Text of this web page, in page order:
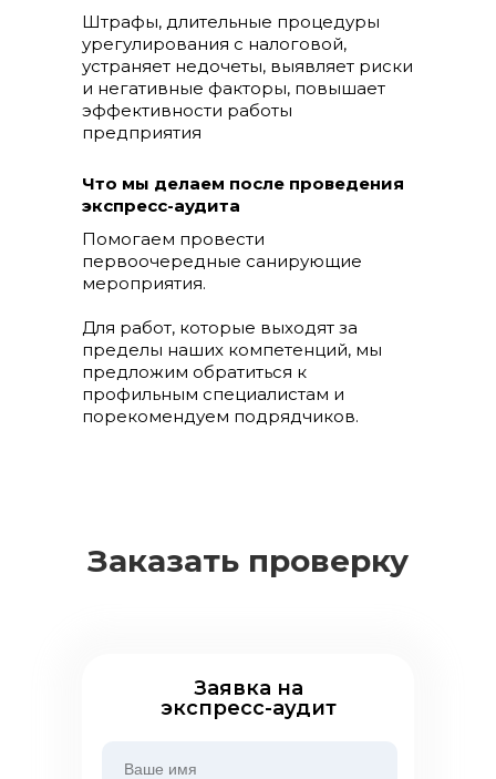
Штрафы, длительные процедуры
урегулирования с налоговой,
устраняет недочеты, выявляет риски
и негативные факторы, повышает
эффективности работы
предприятия
Что мы делаем после проведения
экспресс-аудита
Помогаем провести
первоочередные санирующие
мероприятия.
Для работ, которые выходят за
пределы наших компетенций, мы
предложим обратиться к
профильным специалистам и
порекомендуем подрядчиков.
Заказать проверку
Ваше имя
Заявка на
экспресс-аудит